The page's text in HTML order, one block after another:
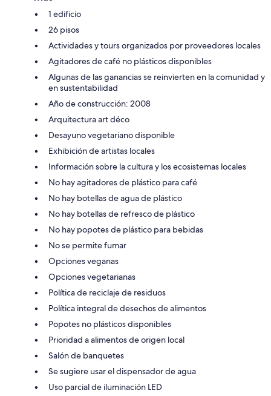
1 edificio
26 pisos
Actividades y tours organizados por proveedores locales
Agitadores de café no plásticos disponibles
Algunas de las ganancias se reinvierten en la comunidad y
en sustentabilidad
Año de construcción: 2008
Arquitectura art déco
Desayuno vegetariano disponible
Exhibición de artistas locales
Información sobre la cultura y los ecosistemas locales
No hay agitadores de plástico para café
No hay botellas de agua de plástico
No hay botellas de refresco de plástico
No hay popotes de plástico para bebidas
No se permite fumar
Opciones veganas
Opciones vegetarianas
Política de reciclaje de residuos
Política integral de desechos de alimentos
Popotes no plásticos disponibles
Prioridad a alimentos de origen local
Salón de banquetes
Se sugiere usar el dispensador de agua
Uso parcial de iluminación LED